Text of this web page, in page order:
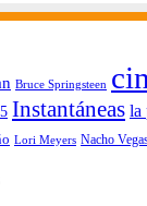
Bruce Springsteen
Instantáneas la
Lori Meyers Nacho